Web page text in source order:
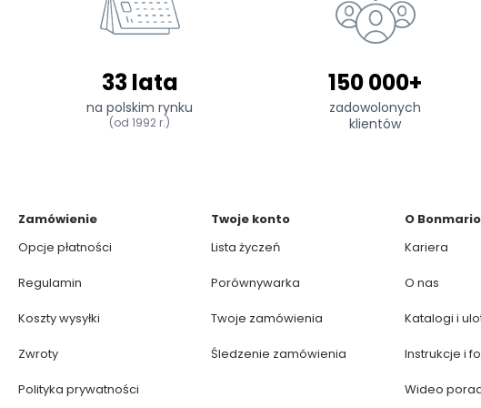
33 lata
na polskim rynku
(od 1992 r.)
150 000+
zadowolonych
klientów
Zamówienie
Opcje płatności
Regulamin
Koszty wysyłki
Zwroty
Polityka prywatności
Twoje konto
Lista życzeń
Porównywarka
Twoje zamówienia
Śledzenie zamówienia
O Bonmario
Kariera
O nas
Katalogi i
Instrukcje i
Wideo